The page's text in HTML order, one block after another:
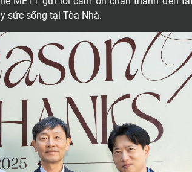
sức sống tại Tòa Nhà.